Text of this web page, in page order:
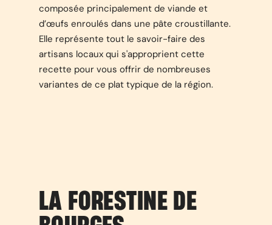
composée principalement de viande et
d’œufs enroulés dans une pâte croustillante.
Elle représente tout le savoir-faire des
artisans locaux qui s'approprient cette
recette pour vous offrir de nombreuses
variantes de ce plat typique de la région.
LA FORESTINE DE